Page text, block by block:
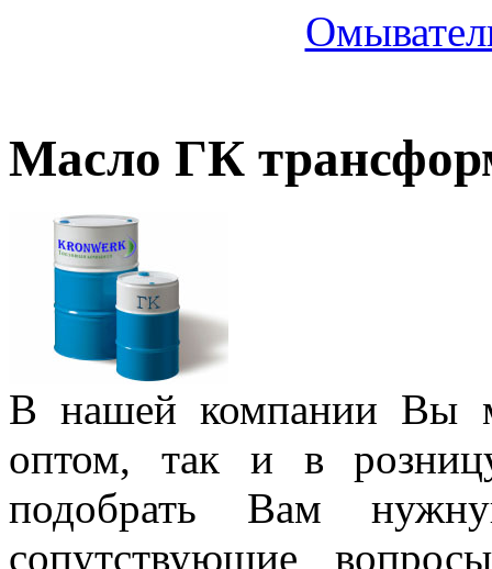
Масло ГК
В нашей компании Вы
оптом, так и в
подобрать Вам
сопутствующие